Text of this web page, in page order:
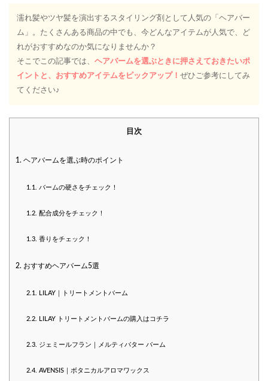
濡れ髪やツヤ髪を演出するスタイリング剤として人気の「ヘアバー
ム」。たくさんある商品の中でも、今どんなアイテムが人気で、ど
れがおすすめなのか気になりませんか？
そこでこの記事では、 ヘアバームを選ぶときに押さえておきたいポ
イントと、おすすめアイテムをピックアップ！ ぜひご参考にしてみ
てください♪
目次
1. ヘアバームを選ぶ時のポイント
1.1. バームの硬さをチェック！
1.2. 配合成分をチェック！
1.3. 香りをチェック！
2. おすすめヘアバーム5選
2.1. LILAY｜トリートメントバーム
2.2. LILAY トリートメントバームの購入はコチラ
2.3. ジェミールフラン｜メルティバター バーム
2.4. AVENSIS｜ボタニカルアロマワックス